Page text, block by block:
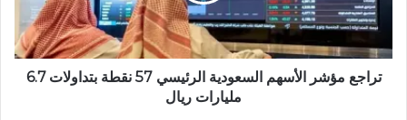
تراجع مؤشر الأسهم السعودية الرئيسي 57 نقطة بتداولات 6.7
مليارات ريال